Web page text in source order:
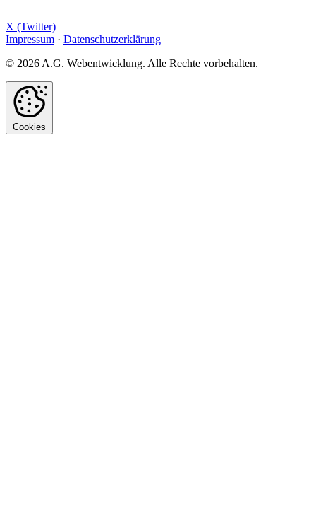
X (Twitter)
Impressum · Datenschutzerklärung
© 2026 A.G. Webentwicklung. Alle Rechte vorbehalten.
Cookies